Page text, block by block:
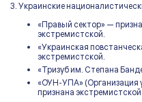
3. Украинские
«Правый сектор» —
экстремистской.
«Украинская
экстремистской.
«Тризуб им. Степана
«ОУН-УПА» (Организация
признана экстремистской.